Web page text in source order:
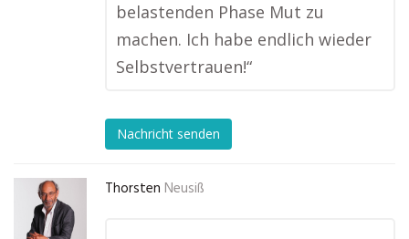
belastenden Phase Mut zu
machen. Ich habe endlich wieder
Selbstvertrauen!“
Nachricht senden
Thorsten Neusiß